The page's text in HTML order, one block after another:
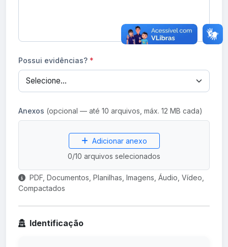
Possui evidências? *
Anexos (opcional — até 10 arquivos, máx. 12 MB cada)
Adicionar anexo
0/10 arquivos selecionados
PDF, Documentos, Planilhas, Imagens, Áudio, Vídeo,
Compactados
Identificação